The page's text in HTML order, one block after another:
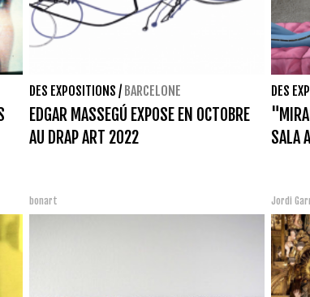
DES EXPOSITIONS / BARCELONE
EDGAR MASSEGÚ EXPOSE EN OCTOBRE
AU DRAP ART 2022
bonart
DES
SALA
Jordi